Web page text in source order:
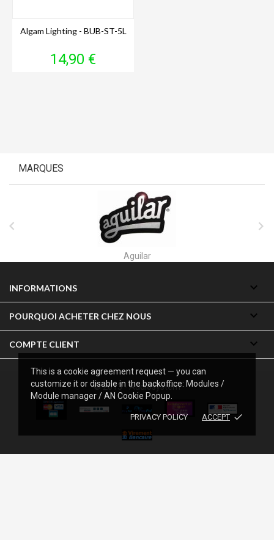
This is a cookie agreement request — you can
customize it or disable in the backoffice: Modules /
Module manager / AN Cookie Popup.
PRIVACY POLICY ACCEPT done
Algam Lighting - BUB-ST-5L
Prix
14,90 €
MARQUES
 
INFORMATIONS 
POURQUOI ACHETER CHEZ NOUS 
COMPTE CLIENT 
© 2013 - Audiosystem